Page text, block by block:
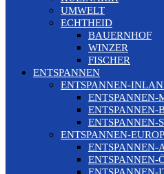
UMWELT
ECHTHEID
BAUERNHOF
WINZER
FISCHER
ENTSPANNEN
ENTSPANNEN-
ENTSPANNEN-
ENTSPANNEN-
ENTSPANNEN-
ENTSPANNEN-
ENTSPANNEN-
ENTSPANNEN-
ENTSPANNEN-